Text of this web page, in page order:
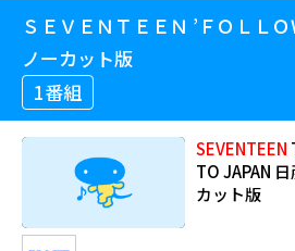
ＳＥＶＥＮＴＥＥＮ ’ＦＯＬＬ
ノーカット版
1番組
SEVENTEEN
TO JAPAN
カット版